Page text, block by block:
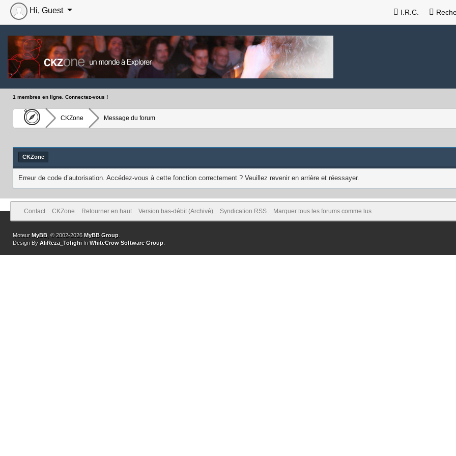
I.R.C.
Hi, Guest
1 membres en ligne. Connectez-vous !
CKZone Message du forum
CKZone
Erreur de code d’autorisation. Accédez-vous à cette fonction correctement ? Veuillez revenir en arrière et réessayer.
Contact CKZone Retourner en haut Version bas-débit (Archivé) Syndication RSS Marquer tous les forums comme lus
Moteur MyBB , © 2002-2026MyBB Group
Design By AliReza_Tofighi In WhiteCrow Software Group